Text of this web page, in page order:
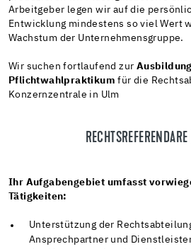
Arbeitgeber legen wir auf die
Entwicklung mindestens so viel Wert
Wachstum der Unternehmensgruppe.
Wir suchen fortlaufend zur
Pflichtwahlpraktikum für die
Konzernzentrale in Ulm
Ihr Aufgabengebiet umfasst
Tätigkeiten:
Unterstützung der
Ansprechpartner und